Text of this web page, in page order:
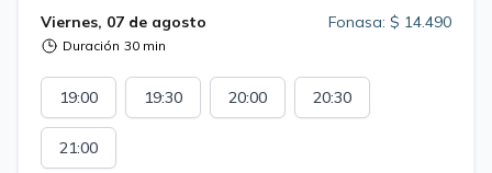
Viernes, 07 de agosto
Duración 30 min
Fonasa: $ 14.490
19:00 19:30 20:00 20:30
21:00